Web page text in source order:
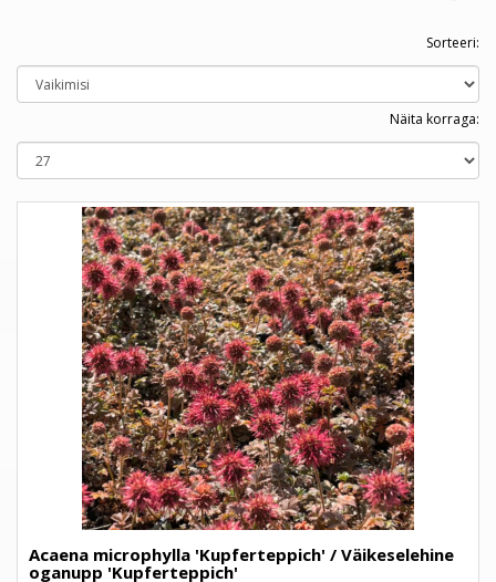
Sorteeri:
Näita korraga:
Acaena microphylla 'Kupferteppich' / Väikeselehine
oganupp 'Kupferteppich'